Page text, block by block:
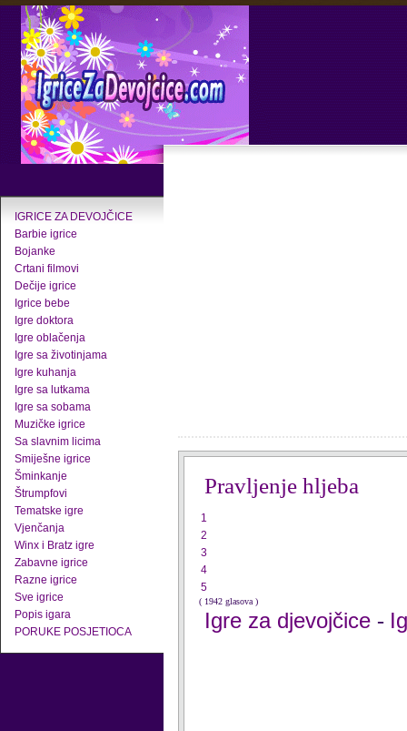
IGRICE ZA DEVOJČICE
Barbie igrice
Bojanke
Crtani filmovi
Dečije igrice
Igrice bebe
Igre doktora
Igre oblačenja
Igre sa životinjama
Igre kuhanja
Igre sa lutkama
Igre sa sobama
Muzičke igrice
Sa slavnim licima
Smiješne igrice
Šminkanje
Štrumpfovi
Tematske igre
Vjenčanja
Winx i Bratz igre
Zabavne igrice
Razne igrice
Sve igrice
Popis igara
PORUKE POSJETIOCA
Pravljenje hljeba
1
2
3
4
5
( 1942 glasova )
Igre za djevojčice -